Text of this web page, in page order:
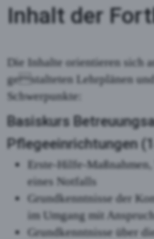
Inhalt der
Die Inhalte orientieren sich
gestalteten Lehrplänen
Schwerpunkte:
Basiskurs
Pflegeeinrichtungen
Erste-Hilfe-
eines Notfalls
Grundkenntnisse der
im Umgang mit
Grundkenntnisse über